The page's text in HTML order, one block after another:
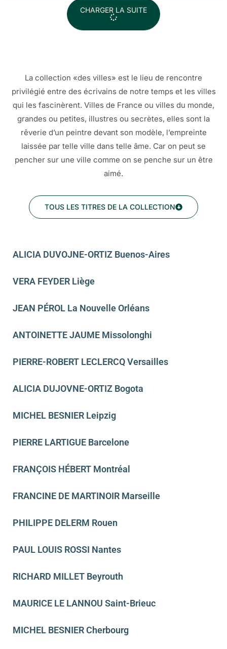
La collection «des villes» est le lieu de rencontre
privilégié entre des écrivains de notre temps et les villes
qui les fascinèrent. Villes de France ou villes du monde,
grandes ou petites, illustres ou secrètes, elles sont la
rêverie d’un peintre devant son modèle, l’empreinte
laissée par telle ville dans telle âme. Car on peut se
pencher sur une ville comme on se penche sur un être
aimé.
TOUS LES TITRES DE LA COLLECTION
CHARGER LA SUITE
ALICIA DUVOJNE-ORTIZ Buenos-Aires
VERA FEYDER Liège
JEAN PÉROL La Nouvelle Orléans
ANTOINETTE JAUME Missolonghi
PIERRE-ROBERT LECLERCQ Versailles
ALICIA DUJOVNE-ORTIZ Bogota
MICHEL BESNIER Leipzig
PIERRE LARTIGUE Barcelone
FRANÇOIS HÉBERT Montréal
FRANCINE DE MARTINOIR Marseille
PHILIPPE DELERM Rouen
PAUL LOUIS ROSSI Nantes
RICHARD MILLET Beyrouth
MAURICE LE LANNOU Saint-Brieuc
MICHEL BESNIER Cherbourg